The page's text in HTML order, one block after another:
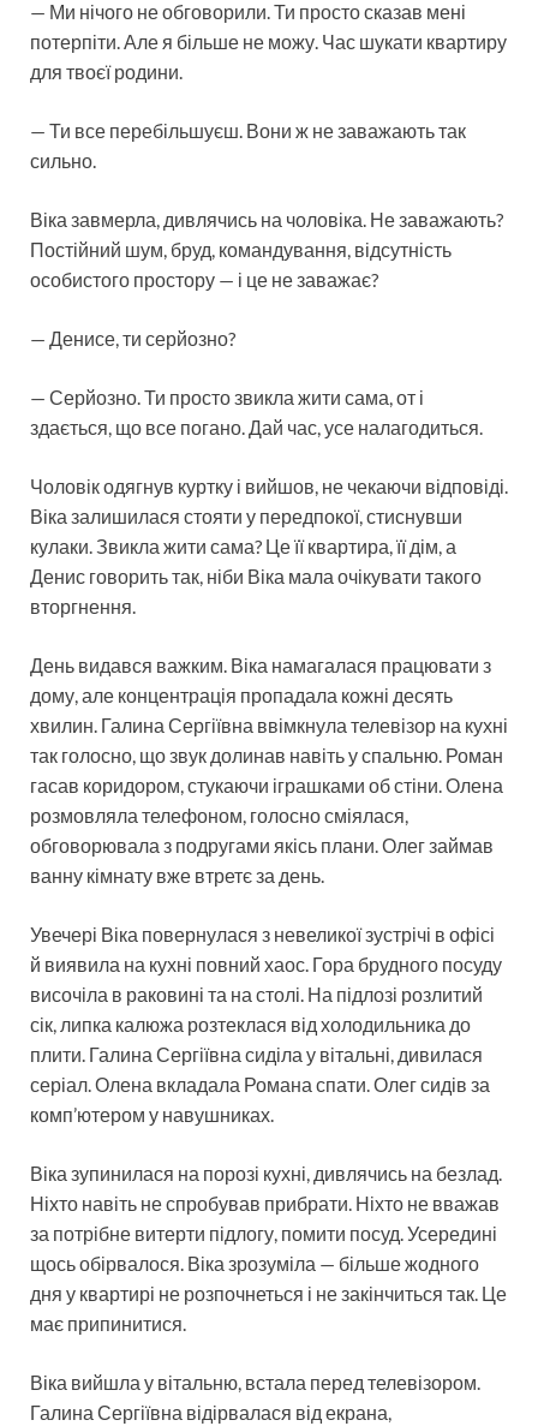
— Ми нічого не обговорили. Ти просто сказав мені
потерпіти. Але я більше не можу. Час шукати квартиру
для твоєї родини.
— Ти все перебільшуєш. Вони ж не заважають так
сильно.
Віка завмерла, дивлячись на чоловіка. Не заважають?
Постійний шум, бруд, командування, відсутність
особистого простору — і це не заважає?
— Денисе, ти серйозно?
— Серйозно. Ти просто звикла жити сама, от і
здається, що все погано. Дай час, усе налагодиться.
Чоловік одягнув куртку і вийшов, не чекаючи відповіді.
Віка залишилася стояти у передпокої, стиснувши
кулаки. Звикла жити сама? Це її квартира, її дім, а
Денис говорить так, ніби Віка мала очікувати такого
вторгнення.
День видався важким. Віка намагалася працювати з
дому, але концентрація пропадала кожні десять
хвилин. Галина Сергіївна ввімкнула телевізор на кухні
так голосно, що звук долинав навіть у спальню. Роман
гасав коридором, стукаючи іграшками об стіни. Олена
розмовляла телефоном, голосно сміялася,
обговорювала з подругами якісь плани. Олег займав
ванну кімнату вже втретє за день.
Увечері Віка повернулася з невеликої зустрічі в офісі
й виявила на кухні повний хаос. Гора брудного посуду
височіла в раковині та на столі. На підлозі розлитий
сік, липка калюжа розтеклася від холодильника до
плити. Галина Сергіївна сиділа у вітальні, дивилася
серіал. Олена вкладала Романа спати. Олег сидів за
комп’ютером у навушниках.
Віка зупинилася на порозі кухні, дивлячись на безлад.
Ніхто навіть не спробував прибрати. Ніхто не вважав
за потрібне витерти підлогу, помити посуд. Усередині
щось обірвалося. Віка зрозуміла — більше жодного
дня у квартирі не розпочнеться і не закінчиться так. Це
має припинитися.
Віка вийшла у вітальню, встала перед телевізором.
Галина Сергіївна відірвалася від екрана,